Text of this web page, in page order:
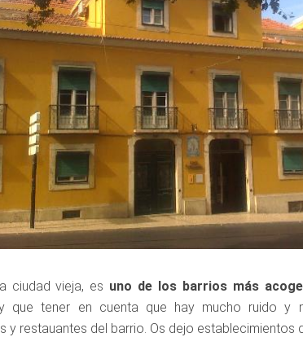
ciudad vieja, es uno de los barrios más
que tener en cuenta que hay mucho ruido y
y restauantes del barrio. Os dejo establecimientos